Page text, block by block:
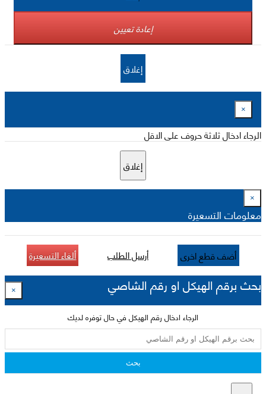
إعادة تعيين
إغلاق
×
الرجاء ادخال ثلاثة حروف على الاقل
إغلاق
×
معلومات التسعيرة
أضف قطع اخرى أرسل الطلب ألغاء التسعيرة
بحث برقم الهيكل او رقم الشاصي ×
الرجاء ادخال رقم الهيكل في حال توفره لديك
بحث